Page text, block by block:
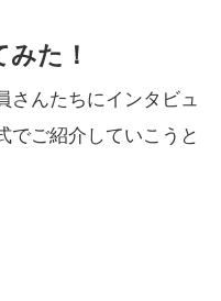
た！
さんたちにインタビュ
でご紹介していこうと